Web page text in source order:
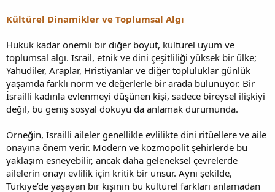
Kültürel Dinamikler ve Toplumsal Algı
Hukuk kadar önemli bir diğer boyut, kültürel uyum ve
toplumsal algı. İsrail, etnik ve dini çeşitliliği yüksek bir ülke;
Yahudiler, Araplar, Hristiyanlar ve diğer topluluklar günlük
yaşamda farklı norm ve değerlerle bir arada bulunuyor. Bir
İsrailli kadınla evlenmeyi düşünen kişi, sadece bireysel ilişkiyi
değil, bu geniş sosyal dokuyu da anlamak durumunda.
Örneğin, İsrailli aileler genellikle evlilikte dini ritüellere ve aile
onayına önem verir. Modern ve kozmopolit şehirlerde bu
yaklaşım esneyebilir, ancak daha geleneksel çevrelerde
ailelerin onayı evlilik için kritik bir unsur. Aynı şekilde,
Türkiye’de yaşayan bir kişinin bu kültürel farkları anlamadan